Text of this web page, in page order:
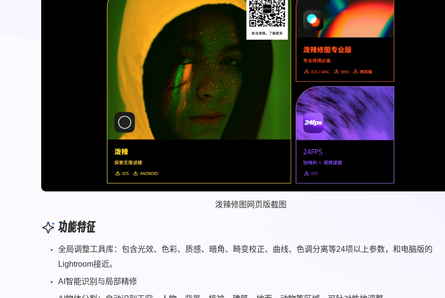
泼辣修图网页版截图
功能特征
全局调整工具库：包含光效、色彩、质感、暗角、畸变校正、曲线、色调分离等24项以上参数，和电脑版的
Lightroom接近。
AI智能识别与局部精修